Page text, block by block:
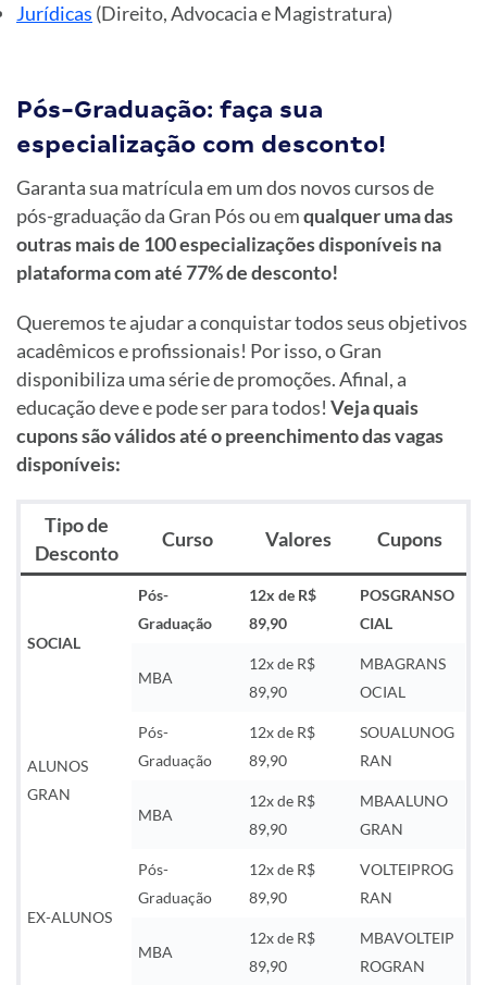
Jurídicas (Direito, Advocacia e Magistratura)
Pós-Graduação: faça sua
especialização com desconto!
Garanta sua matrícula em um dos novos cursos de
pós-graduação da Gran Pós ou emqualquer uma das
outras mais de 100 especializações disponíveis na
plataforma com até 77% de desconto!
Queremos te ajudar a conquistar todos seus objetivos
acadêmicos e profissionais! Por isso, o Gran
disponibiliza uma série de promoções. Afinal, a
educação deve e pode ser para todos! Veja quais
cupons são válidos até o preenchimento das vagas
disponíveis:
Tipo de
Desconto
Curso Valores Cupons
SOCIAL
Pós-
Graduação
12x de R$
89,90
POSGRANSO
CIAL
MBA
12x de R$
89,90
MBAGRANS
OCIAL
ALUNOS
GRAN
Pós-
Graduação
12x de R$
89,90
SOUALUNOG
RAN
MBA
12x de R$
89,90
MBAALUNO
GRAN
EX-ALUNOS
Pós-
Graduação
12x de R$
89,90
VOLTEIPROG
RAN
MBA
12x de R$
89,90
MBAVOLTEIP
ROGRAN